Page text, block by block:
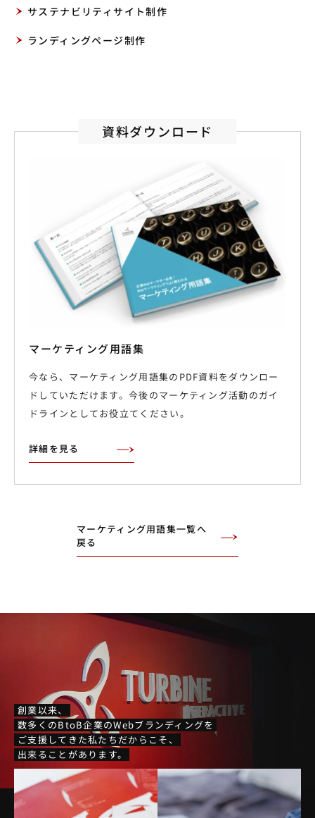
サステナビリティサイト制作
ランディングページ制作
資料ダウンロード
マーケティング用語集
今なら、マーケティング用語集のPDF資料をダウンロー
ドしていただけます。今後のマーケティング活動のガイ
ドラインとしてお役立てください。
詳細を見る
マーケティング用語集一覧へ
戻る
創業以来、
数多くのBtoB企業のWebブランディングを
ご支援してきた私たちだからこそ、
出来ることがあります。